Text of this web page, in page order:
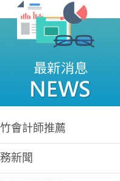
會計師推薦
新聞